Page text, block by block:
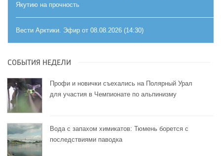
Якутию на прочность
Вести Арктики. Эфир от 08.08.2026 (14:30)
СОБЫТИЯ НЕДЕЛИ
Профи и новички съехались на Полярный Урал
для участия в Чемпионате по альпинизму
Вода с запахом химикатов: Тюмень борется с
последствиями паводка